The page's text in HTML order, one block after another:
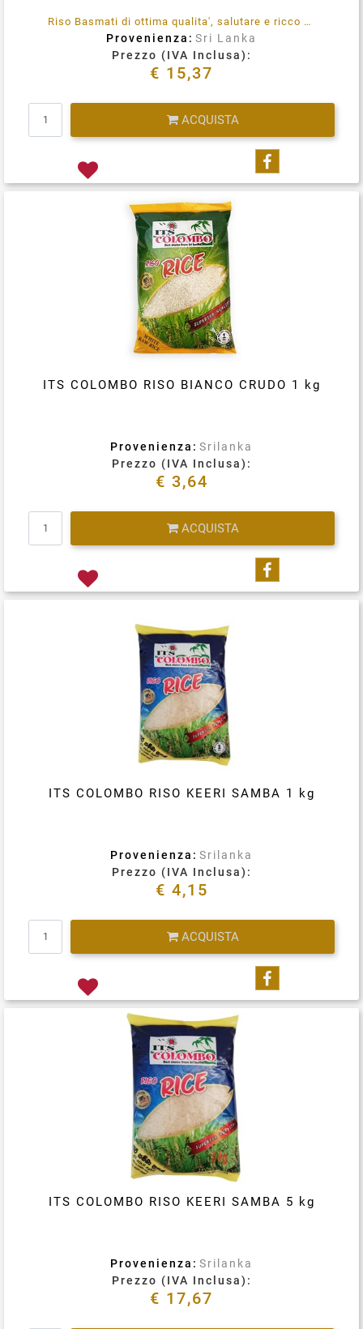
Riso Basmati di ottima qualita', salutare e ricco di minerali e vitamine.
Provenienza: Sri Lanka
Prezzo (IVA Inclusa):
€ 15,37
ACQUISTA
Condividi su
ITS COLOMBO RISO BIANCO CRUDO 1 kg
Provenienza: Srilanka
Prezzo (IVA Inclusa):
€ 3,64
ACQUISTA
Condividi su
ITS COLOMBO RISO KEERI SAMBA 1 kg
Provenienza: Srilanka
Prezzo (IVA Inclusa):
€ 4,15
ACQUISTA
Condividi su
ITS COLOMBO RISO KEERI SAMBA 5 kg
Provenienza: Srilanka
Prezzo (IVA Inclusa):
€ 17,67